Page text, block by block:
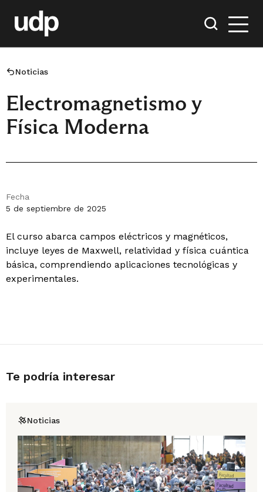
Noticias
Electromagnetismo y
Física Moderna
Fecha
5 de septiembre de 2025
El curso abarca campos eléctricos y magnéticos,
incluye leyes de Maxwell, relatividad y física cuántica
básica, comprendiendo aplicaciones tecnológicas y
experimentales.
Te podría interesar
Noticias